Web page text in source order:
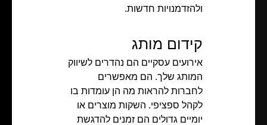
ולהזדמנויות חדשות.
קידום מותג
אירועים עסקיים הם נהדרים לשיווק
המותג שלך. הם מאפשרים
לחברות להראות מה הן עומדות בו
לקהל ספציפי. השקות מוצרים או
יומיים גדולים הם זמנים להדגשת